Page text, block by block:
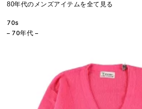
80年代のメンズアイテムを全て見る
70s
– 70年代 –